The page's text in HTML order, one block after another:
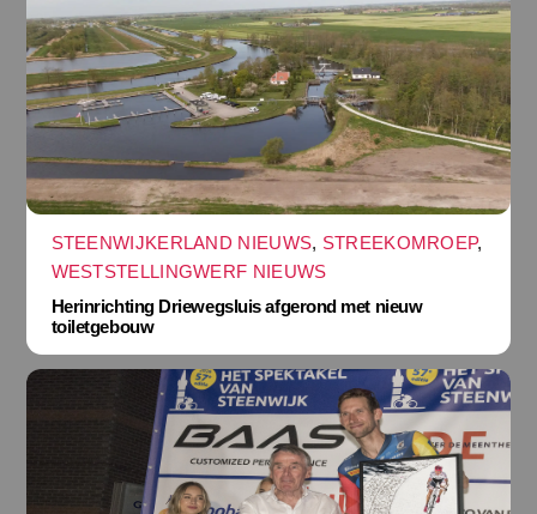
STEENWIJKERLAND NIEUWS, STREEKOMROEP,
WESTSTELLINGWERF NIEUWS
Herinrichting Driewegsluis afgerond met nieuw
toiletgebouw